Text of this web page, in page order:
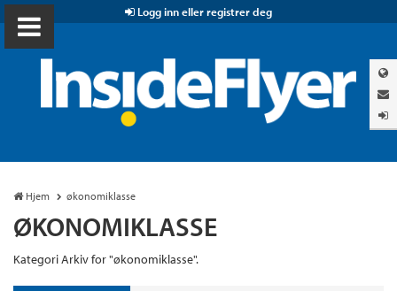
Logg inn eller registrer deg
Hjem økonomiklasse
ØKONOMIKLASSE
Kategori Arkiv for "økonomiklasse".